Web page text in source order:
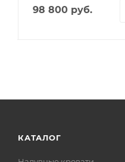
98 800руб.
КАТАЛОГ